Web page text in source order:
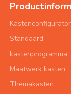
Kastenconfigurator
Standaard
kastenprogramma
Maatwerk kasten
Themakasten